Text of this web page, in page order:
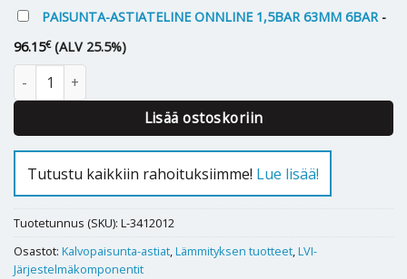
PAISUNTA-ASTIATELINE ONNLINE 1,5BAR 63MM 6BAR-
96.15€ (ALV 25.5%)
Kalvopaisunta-astia REFLEX N 18 L määrä
Lisää ostoskoriin
Tutustu kaikkiin rahoituksiimme! Lue lisää!
Tuotetunnus (SKU): L-3412012
Osastot: Kalvopaisunta-astiat Lämmityksen tuotteet LVI-
Järjestelmäkomponentit